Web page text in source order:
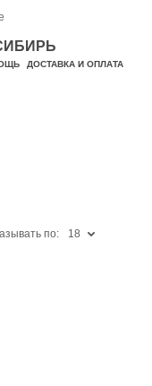
ДОСТАВКА И ОПЛАТА
по: 18